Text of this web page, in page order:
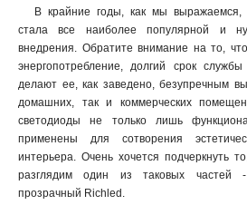
В крайние годы, как мы выражаемся,
стала все наиболее популярной и
внедрения. Обратите внимание на то,
энергопотребление, долгий срок
делают ее, как заведено, безупречным
домашних, так и коммерческих
светодиоды не только лишь
применены для сотворения
интерьера. Очень хочется подчеркнуть
разглядим один из таковых частей
прозрачный Richled.